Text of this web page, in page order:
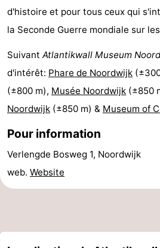
jeux
intérieures
de
bien-
être
Villages
&
villes
Nature
Sports
-
Piscines
-
du
Randonnée
-
d'histoire et pour tous ceux qui
la Seconde Guerre mondiale sur
Suivant Atlantikwall Museum
d'intérêt: Phare de Noordwijk
(±800 m), Musée Noordwijk (±850
Noordwijk (±850 m) & Museum of
Pour information
Verlengde Bosweg 1, Noordwijk
web. Website